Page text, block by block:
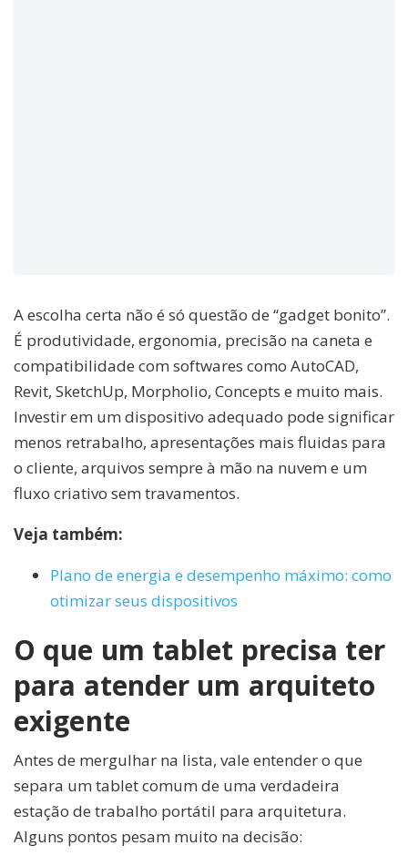
A escolha certa não é só questão de “gadget bonito”.
É produtividade, ergonomia, precisão na caneta e
compatibilidade com softwares como AutoCAD,
Revit, SketchUp, Morpholio, Concepts e muito mais.
Investir em um dispositivo adequado pode significar
menos retrabalho, apresentações mais fluidas para
o cliente, arquivos sempre à mão na nuvem e um
fluxo criativo sem travamentos.
Veja também:
Plano de energia e desempenho máximo: como
otimizar seus dispositivos
O que um tablet precisa ter
para atender um arquiteto
exigente
Antes de mergulhar na lista, vale entender o que
separa um tablet comum de uma verdadeira
estação de trabalho portátil para arquitetura.
Alguns pontos pesam muito na decisão: